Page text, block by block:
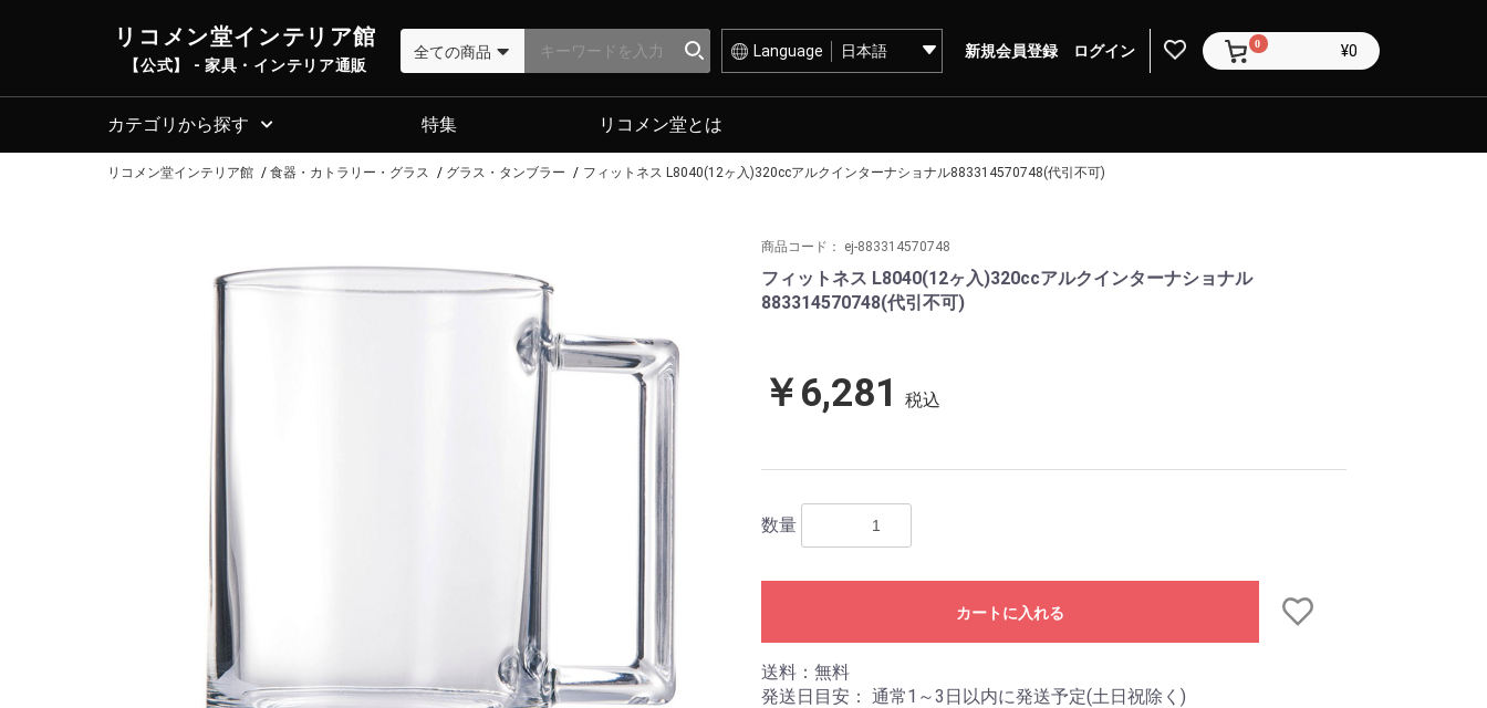
リコメン堂インテリア館
【公式】 - 家具・インテリア通販
Language 新規会員登録 ログイン 0 ¥0
カテゴリから探す 特集 リコメン堂とは
リコメン堂インテリア館 食器・カトラリー・グラス グラス・タンブラー フィットネス L8040(12ヶ入)320ccアルクインターナショナル883314570748(代引不可)
商品コード： ej-883314570748
フィットネス L8040(12ヶ入)320ccアルクインターナショナル
883314570748(代引不可)
￥6,281 税込
数量
カートに入れる
送料：無料
発送日目安： 通常1～3日以内に発送予定(土日祝除く)